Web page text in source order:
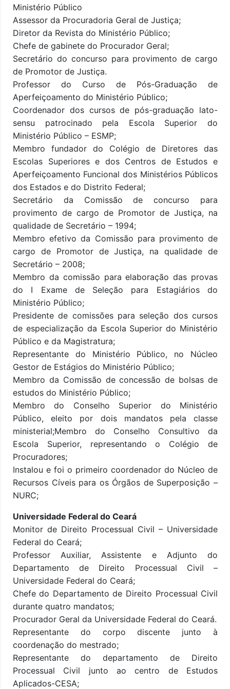
Ministério Público
Assessor da Procuradoria Geral de Justiça;
Diretor da Revista do Ministério Público;
Chefe de gabinete do Procurador Geral;
Secretário do concurso para provimento de cargo
de Promotor de Justiça.
Professor do Curso de Pós-Graduação de
Aperfeiçoamento do Ministério Público;
Coordenador dos cursos de pós-graduação lato-
sensu patrocinado pela Escola Superior do
Ministério Público – ESMP;
Membro fundador do Colégio de Diretores das
Escolas Superiores e dos Centros de Estudos e
Aperfeiçoamento Funcional dos Ministérios Públicos
dos Estados e do Distrito Federal;
Secretário da Comissão de concurso para
provimento de cargo de Promotor de Justiça, na
qualidade de Secretário – 1994;
Membro efetivo da Comissão para provimento de
cargo de Promotor de Justiça, na qualidade de
Secretário – 2008;
Membro da comissão para elaboração das provas
do I Exame de Seleção para Estagiários do
Ministério Público;
Presidente de comissões para seleção dos cursos
de especialização da Escola Superior do Ministério
Público e da Magistratura;
Representante do Ministério Público, no Núcleo
Gestor de Estágios do Ministério Público;
Membro da Comissão de concessão de bolsas de
estudos do Ministério Público;
Membro do Conselho Superior do Ministério
Público, eleito por dois mandatos pela classe
ministerial;Membro do Conselho Consultivo da
Escola Superior, representando o Colégio de
Procuradores;
Instalou e foi o primeiro coordenador do Núcleo de
Recursos Cíveis para os Órgãos de Superposição –
NURC;
Universidade Federal do Ceará
Monitor de Direito Processual Civil – Universidade
Federal do Ceará;
Professor Auxiliar, Assistente e Adjunto do
Departamento de Direito Processual Civil –
Universidade Federal do Ceará;
Chefe do Departamento de Direito Processual Civil
durante quatro mandatos;
Procurador Geral da Universidade Federal do Ceará.
Representante do corpo discente junto à
coordenação do mestrado;
Representante do departamento de Direito
Processual Civil junto ao centro de Estudos
Aplicados-CESA;